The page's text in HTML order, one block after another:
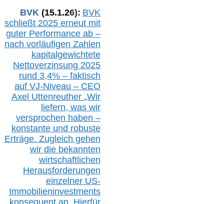
BVK(15.1.26): BVK
schließt 2025 erneut mit
guter Performance ab –
nach vorläufigen Zahlen
kapitalgewichtete
Nettoverzinsung 2025
rund 3,4% – faktisch
auf VJ-Niveau – CEO
Axel Uttenreuther „Wir
liefern, was wir
versprochen haben –
konstante und robuste
Erträge. Zugleich gehen
wir die bekannten
wirtschaftlichen
Herausforderungen
einzelner US-
Immobilieninvestments